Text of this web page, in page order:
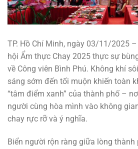
TP. Hồ Chí Minh, ngày 03/11/2025
hội Ẩm thực Chay 2025 thực sự
về Công viên Bình Phú. Không khí
sáng sớm đến tối muộn khiến toàn
“tâm điểm xanh” của thành phố –
người cùng hòa mình vào không
chay rực rỡ và ý nghĩa.
Biển người rộn ràng giữa lòng thành